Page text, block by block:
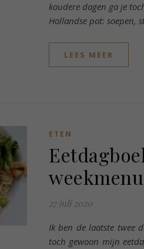
koudere dagen ga je
Hollandse pot: soepen,
LEES MEER
ETEN
27 juli 2020
Ik ben de laatste twee
toch gewoon mijn